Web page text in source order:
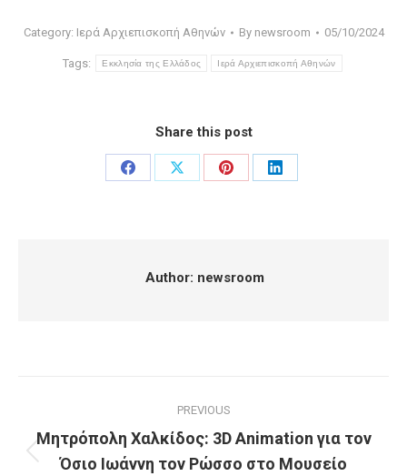
Category: Ιερά Αρχιεπισκοπή Αθηνών By newsroom 05/10/2024
Tags: Εκκλησία της Ελλάδος Ιερά Αρχιεπισκοπή Αθηνών
Share this post
Share
Share
Share
Share
Author: newsroom
navigation
PREVIOUS
Previous
Μητρόπολη Χαλκίδος: 3D Animation για τον
Όσιο Ιωάννη τον Ρώσσο στο Μουσείο